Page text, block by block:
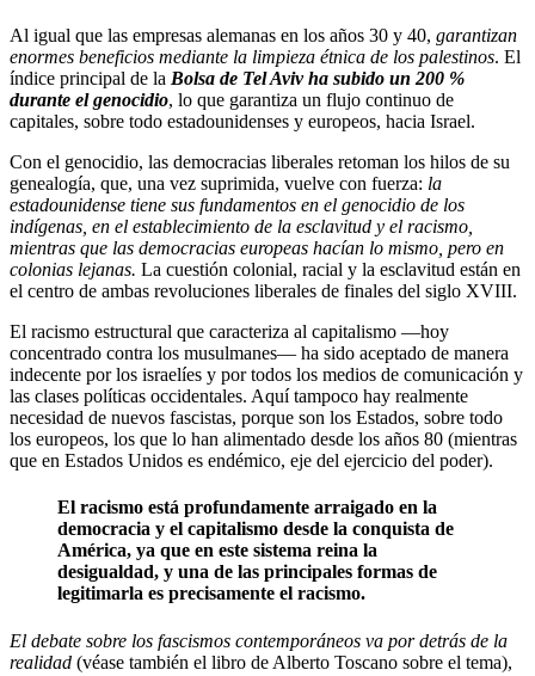
Al igual que las empresas alemanas en los años 30 y 40, garantizan
enormes beneficios mediante la limpieza étnica de los palestinos. El
índice principal de la Bolsa de Tel Aviv ha subido un 200 %
durante el genocidio, lo que garantiza un flujo continuo de
capitales, sobre todo estadounidenses y europeos, hacia Israel.
Con el genocidio, las democracias liberales retoman los hilos de su
genealogía, que, una vez suprimida, vuelve con fuerza: la
estadounidense tiene sus fundamentos en el genocidio de los
indígenas, en el establecimiento de la esclavitud y el racismo,
mientras que las democracias europeas hacían lo mismo, pero en
colonias lejanas. La cuestión colonial, racial y la esclavitud están en
el centro de ambas revoluciones liberales de finales del siglo XVIII.
El racismo estructural que caracteriza al capitalismo —hoy
concentrado contra los musulmanes— ha sido aceptado de manera
indecente por los israelíes y por todos los medios de comunicación y
las clases políticas occidentales. Aquí tampoco hay realmente
necesidad de nuevos fascistas, porque son los Estados, sobre todo
los europeos, los que lo han alimentado desde los años 80 (mientras
que en Estados Unidos es endémico, eje del ejercicio del poder).
El racismo está profundamente arraigado en la
democracia y el capitalismo desde la conquista de
América, ya que en este sistema reina la
desigualdad, y una de las principales formas de
legitimarla es precisamente el racismo.
El debate sobre los fascismos contemporáneos va por detrás de la
realidad (véase también el libro de Alberto Toscano sobre el tema),